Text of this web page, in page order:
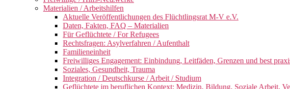
Materialien / Arbeitshilfen
Aktuelle Veröffentlichungen des Flüchtlingsrat M-V e.V.
Daten, Fakten, FAQ – Materialien
Für Geflüchtete / For Refugees
Rechtsfragen: Asylverfahren / Aufenthalt
Familieneinheit
Freiwilliges Engagement: Einbindung, Leitfäden, Grenzen und best
Soziales, Gesundheit, Trauma
Integration / Deutschkurse / Arbeit / Studium
Geflüchtete im beruflichen Kontext: Medizin, Bildung, Soziale Arbeit,